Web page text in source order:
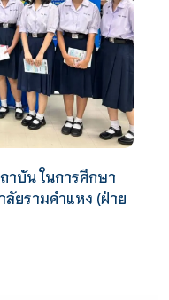
าบัน ในการศึกษา
ลัยรามคำแหง (ฝ่าย